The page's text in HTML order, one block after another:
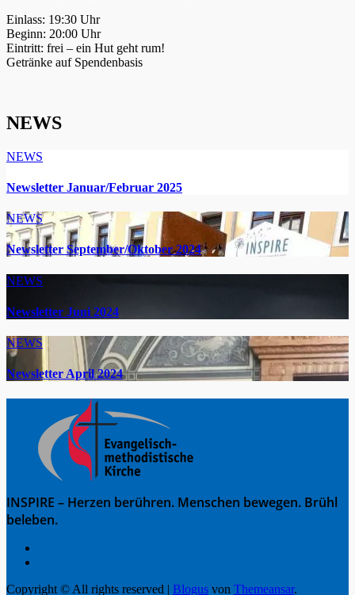
Einlass: 19:30 Uhr
Beginn: 20:00 Uhr
Eintritt: frei – ein Hut geht rum!
Getränke auf Spendenbasis
NEWS
NEWS
Newsletter Januar/Februar 2025
NEWS
Newsletter September/Oktober 2024
NEWS
Newsletter Juni 2024
NEWS
Newsletter April 2024
INSPIRE – Herzen berühren. Menschen bewegen. Brühl
beleben.
Copyright © All rights reserved | Blogus von Themeansar.